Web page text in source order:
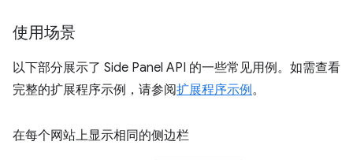
使用场景
以下部分展示了 Side Panel API 的一些常见用例。如需查看
完整的扩展程序示例，请参阅扩展程序示例。
在每个网站上显示相同的侧边栏